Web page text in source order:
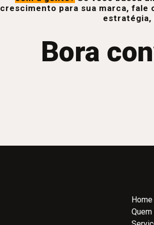
crescimento para sua marca, fale
estratégia,
Bora
Home